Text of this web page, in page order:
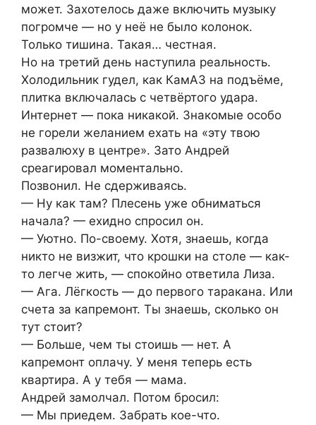
может. Захотелось даже включить музыку
погромче — но у неё не было колонок.
Только тишина. Такая… честная.
Но на третий день наступила реальность.
Холодильник гудел, как КамАЗ на подъёме,
плитка включалась с четвёртого удара.
Интернет — пока никакой. Знакомые особо
не горели желанием ехать на «эту твою
развалюху в центре». Зато Андрей
среагировал моментально.
Позвонил. Не сдерживаясь.
— Ну как там? Плесень уже обниматься
начала? — ехидно спросил он.
— Уютно. По-своему. Хотя, знаешь, когда
никто не визжит, что крошки на столе — как-
то легче жить, — спокойно ответила Лиза.
— Ага. Лёгкость — до первого таракана. Или
счета за капремонт. Ты знаешь, сколько он
тут стоит?
— Больше, чем ты стоишь — нет. А
капремонт оплачу. У меня теперь есть
квартира. А у тебя — мама.
Андрей замолчал. Потом бросил:
— Мы приедем. Забрать кое-что.